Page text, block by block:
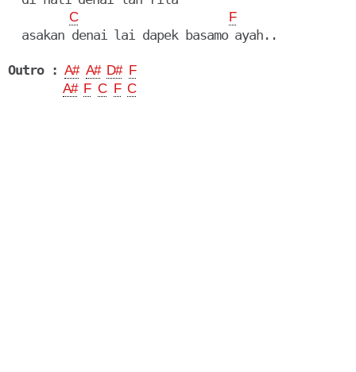
C F
  asakan denai lai dapek basamo ayah..
Outro : A# A# D# F
A# F C F C